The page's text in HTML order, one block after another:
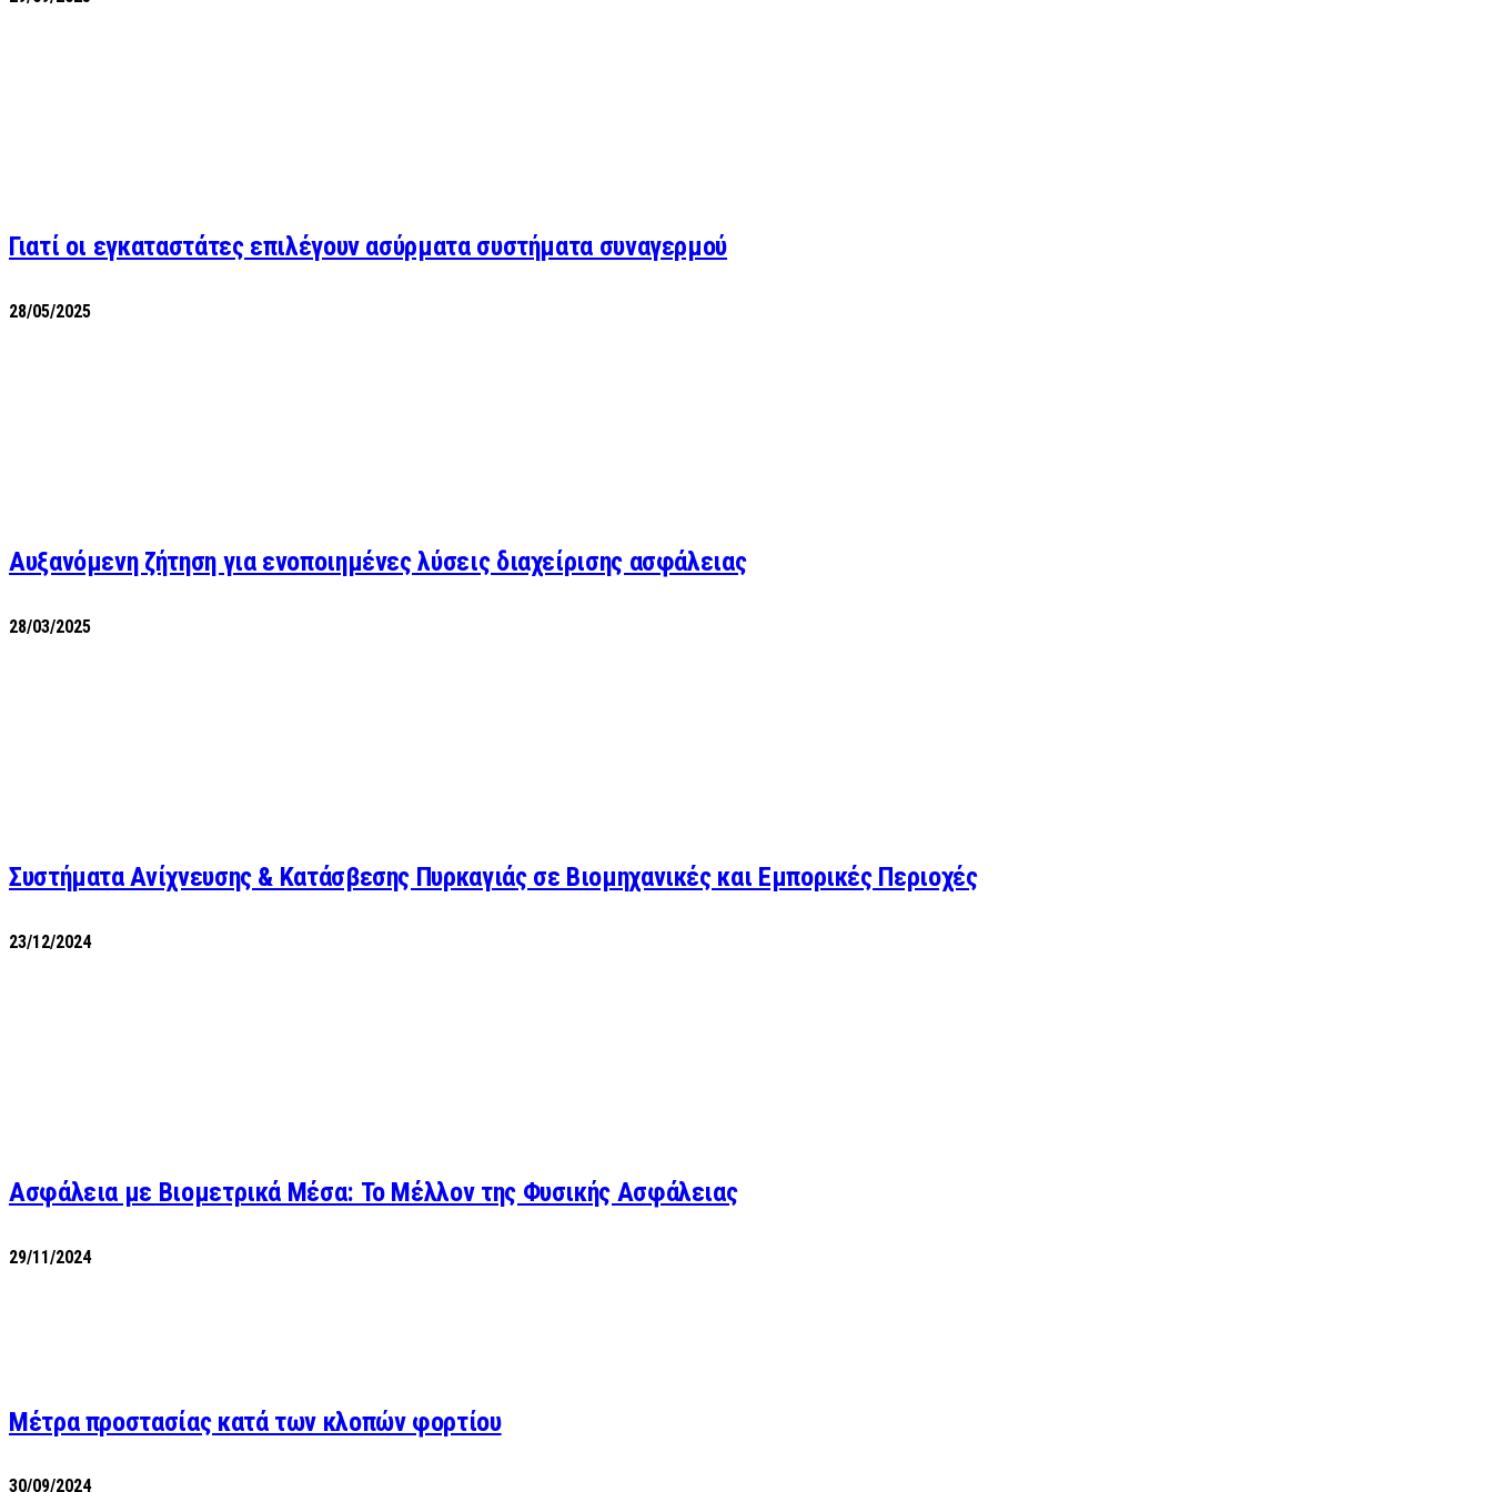
Γιατί οι εγκαταστάτες επιλέγουν ασύρματα συστήματα συναγερμού
28/05/2025
Αυξανόμενη ζήτηση για ενοποιημένες λύσεις διαχείρισης ασφάλειας
28/03/2025
Συστήματα Ανίχνευσης & Κατάσβεσης Πυρκαγιάς σε Βιομηχανικές και Εμπορικές Περιοχές
23/12/2024
Ασφάλεια με Βιομετρικά Μέσα: Το Μέλλον της Φυσικής Ασφάλειας
29/11/2024
Μέτρα προστασίας κατά των κλοπών φορτίου
30/09/2024